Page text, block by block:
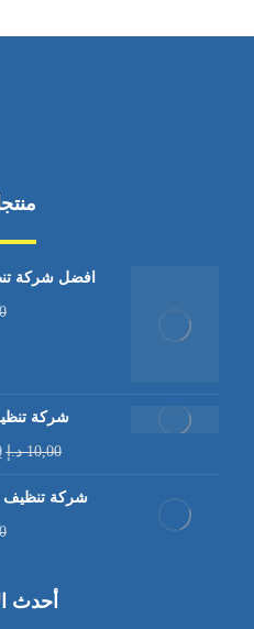
افضل شركة تنظيف
شركة تنظيف في
10,00 د.إ
شركة تنظيف في
أحدث